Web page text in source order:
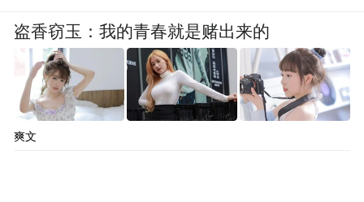
盗香窃玉：我的青春就是赌出来的
爽文